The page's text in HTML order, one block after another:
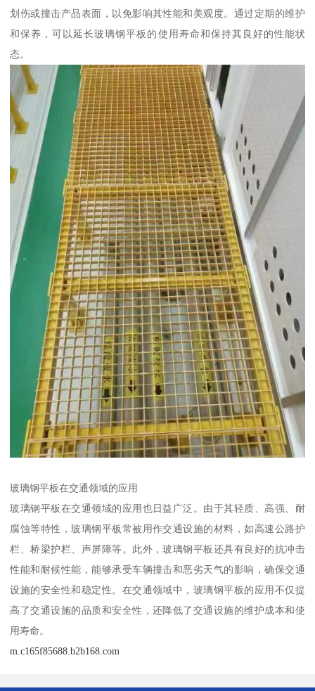
划伤或撞击产品表面，以免影响其性能和美观度。通过定期的维护
和保养，可以延长玻璃钢平板的使用寿命和保持其良好的性能状
态。
玻璃钢平板在交通领域的应用
玻璃钢平板在交通领域的应用也日益广泛。由于其轻质、高强、耐
腐蚀等特性，玻璃钢平板常被用作交通设施的材料，如高速公路护
栏、桥梁护栏、声屏障等。此外，玻璃钢平板还具有良好的抗冲击
性能和耐候性能，能够承受车辆撞击和恶劣天气的影响，确保交通
设施的安全性和稳定性。在交通领域中，玻璃钢平板的应用不仅提
高了交通设施的品质和安全性，还降低了交通设施的维护成本和使
用寿命。
m.c165f85688.b2b168.com